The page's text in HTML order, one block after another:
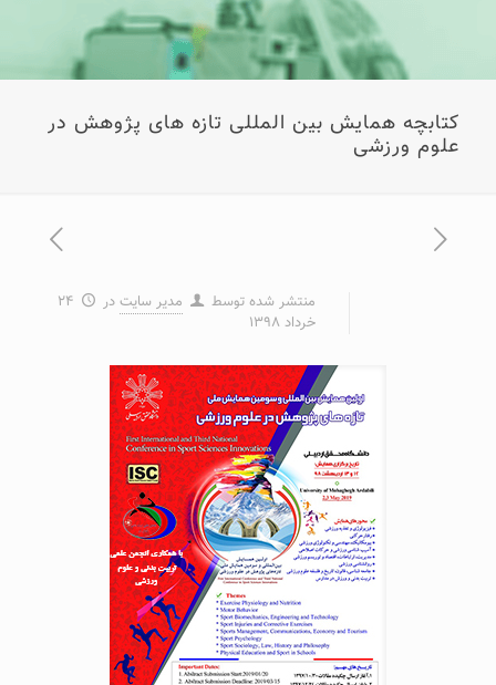
کتابچه همایش بین المللی تازه های پژوهش در
علوم ورزشی
منتشر شده توسط مدیر سایت در
۲۴
خرداد ۱۳۹۸